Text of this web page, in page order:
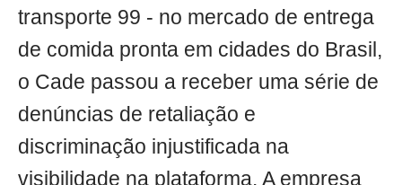
transporte 99 - no mercado de entrega
de comida pronta em cidades do Brasil,
o Cade passou a receber uma série de
denúncias de retaliação e
discriminação injustificada na
visibilidade na plataforma. A empresa